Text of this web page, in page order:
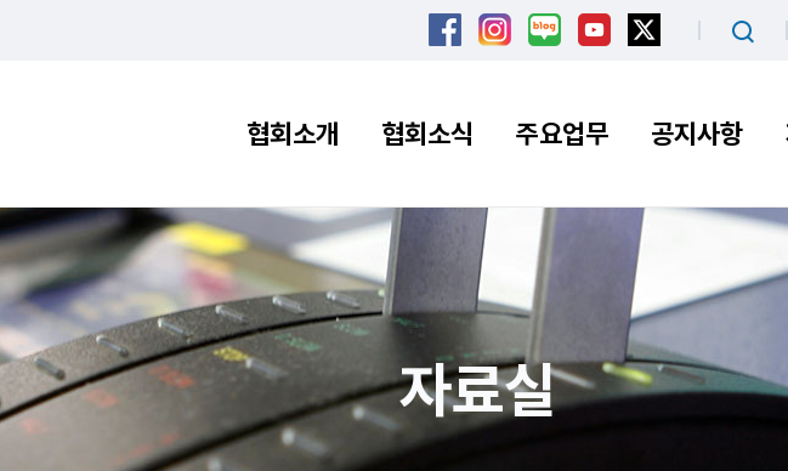
검색
협회소개 협회소식 주요업무 공지사항
자료실